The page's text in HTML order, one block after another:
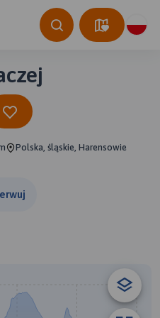
Polska, śląskie, Harensowie